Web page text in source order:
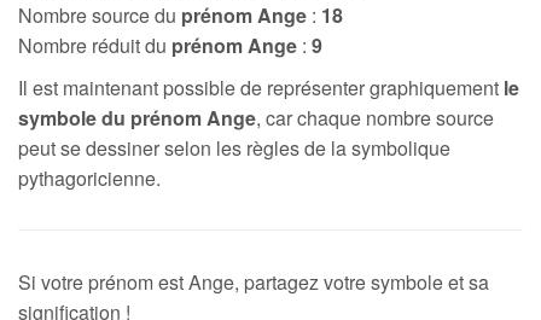
Nombre source du prénom Ange : 18
Nombre réduit du prénom Ange : 9
Il est maintenant possible de représenter graphiquement le
symbole du prénom Ange, car chaque nombre source
peut se dessiner selon les règles de la symbolique
pythagoricienne.
Si votre prénom est Ange, partagez votre symbole et sa
signification !